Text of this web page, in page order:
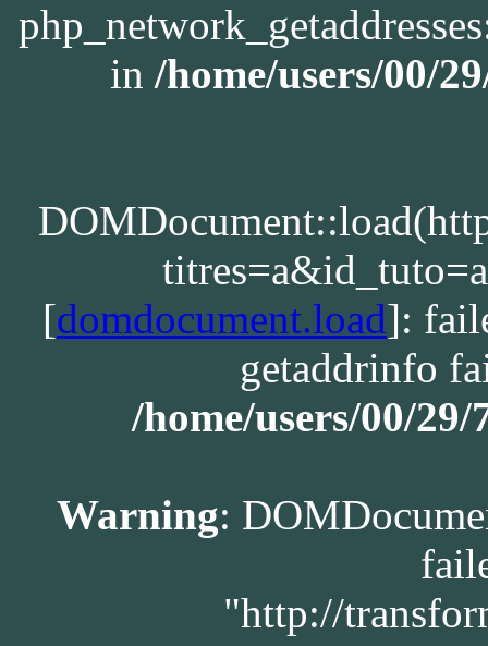
in /home/users/00/
[domdocument.load]:
getaddrinfo
/home/users/00/
Warning:
"http://